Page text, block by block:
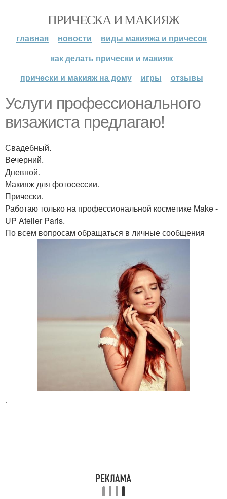
ПРИЧЕСКА И МАКИЯЖ
главная новости
виды макияжа и причесок
как делать прически и макияж
прически и макияж на дому
игры отзывы
Услуги профессионального
визажиста предлагаю!
Свадебный.
Вечерний.
Дневной.
Макияж для фотосессии.
Прически.
Работаю только на профессиональной косметике Make -
UP Atelier Paris.
По всем вопросам обращаться в личные сообщения
.